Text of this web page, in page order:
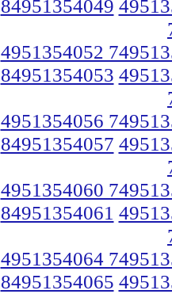
84951354049
4951354052
84951354053
4951354056
84951354057
4951354060
84951354061
4951354064
84951354065